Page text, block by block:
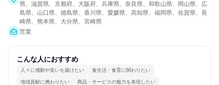
県、滋賀県、京都府、大阪府、兵庫県、奈良県、和歌山県、岡山県、広
島県、山口県、徳島県、香川県、愛媛県、高知県、福岡県、佐賀県、長
崎県、熊本県、大分県、宮崎県
営業
こんな人におすすめ
人々に感動や笑いを届けたい 食生活・食育に関わりたい
地域貢献に携わりたい 商品・サービスの魅力を表現したい